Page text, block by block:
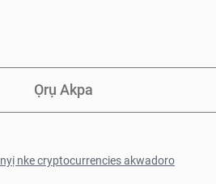
Ọrụ Akpa
nke cryptocurrencies akwadoro